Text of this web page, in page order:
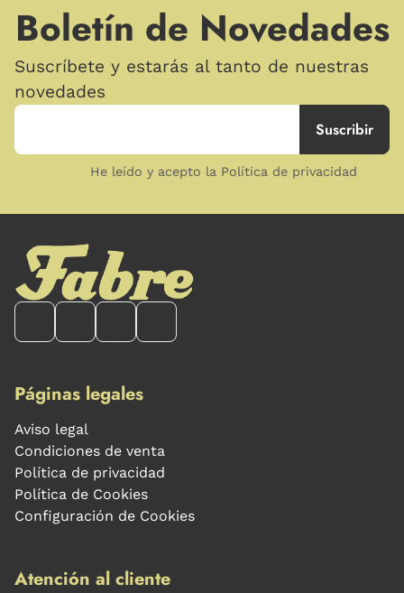
Boletín de Novedades
Suscríbete y estarás al tanto de nuestras
novedades
He leído y acepto la Política de privacidad
Páginas legales
Aviso legal
Condiciones de venta
Política de privacidad
Política de Cookies
Configuración de Cookies
Atención al cliente